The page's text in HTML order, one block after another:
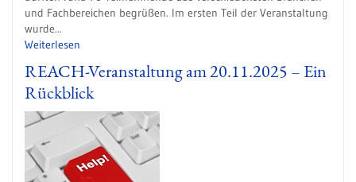
und Fachbereichen begrüßen. Im ersten Teil der Veranstaltung
wurde...
Weiterlesen
REACH-Veranstaltung am 20.11.2025 – Ein
Rückblick